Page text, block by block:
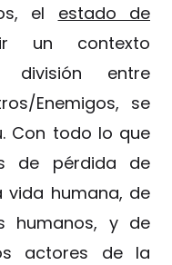
el estado de
un contexto
entre
Enemigos, se
Con todo lo que
de pérdida de
vida humana, de
humanos, y de
actores de la